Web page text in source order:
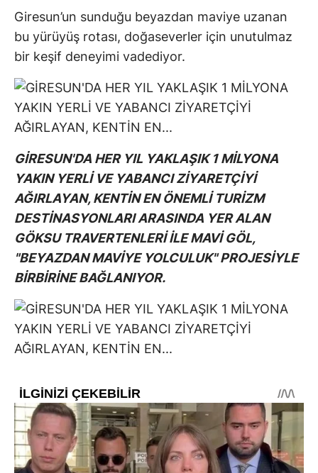
Giresun’un sunduğu beyazdan maviye uzanan
bu yürüyüş rotası, doğaseverler için unutulmaz
bir keşif deneyimi vadediyor.
GİRESUN'DA HER YIL YAKLAŞIK 1 MİLYONA
YAKIN YERLİ VE YABANCI ZİYARETÇİYİ
AĞIRLAYAN, KENTİN EN ÖNEMLİ TURİZM
DESTİNASYONLARI ARASINDA YER ALAN
GÖKSU TRAVERTENLERİ İLE MAVİ GÖL,
"BEYAZDAN MAVİYE YOLCULUK" PROJESİYLE
BİRBİRİNE BAĞLANIYOR.